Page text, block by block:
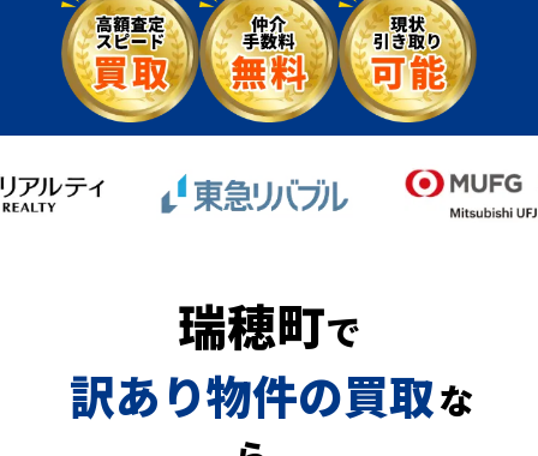
瑞穂町で
訳あり物件の買取な